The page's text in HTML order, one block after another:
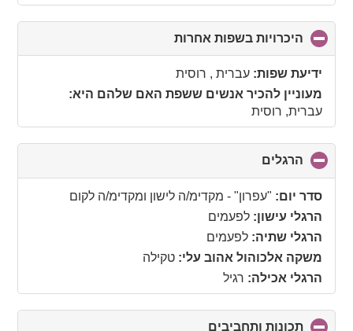
היכרויות בשפות אחרות
to
ידיעת שפות: עברית , רוסית
מעוניין להכיר אנשים ששפת האם שלהם היא:
עברית, רוסית
הרגלים
to
collapse
contents
סדר יום: "עפרון" - מקדימ/ה לישון ומקדימ/ה לקום
הרגלי עישון: לפעמים
הרגלי שתיה: לפעמים
משקה אלכוהול אהוב עלי: טקילה
הרגלי אכילה: רגיל
תכונות ותחביבים